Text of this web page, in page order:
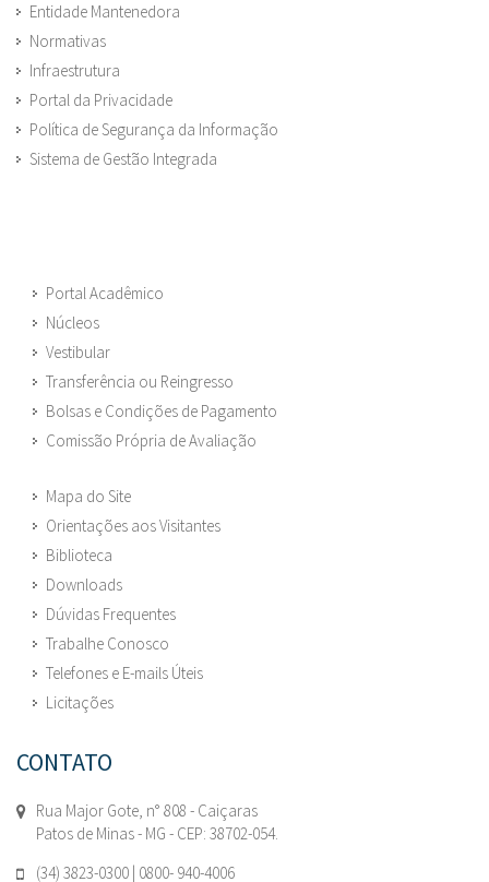
Entidade Mantenedora
Normativas
Infraestrutura
Portal da Privacidade
Política de Segurança da Informação
Sistema de Gestão Integrada
Portal Acadêmico
Núcleos
Vestibular
Transferência ou Reingresso
Bolsas e Condições de Pagamento
Comissão Própria de Avaliação
Mapa do Site
Orientações aos Visitantes
Biblioteca
Downloads
Dúvidas Frequentes
Trabalhe Conosco
Telefones e E-mails Úteis
Licitações
CONTATO
Rua Major Gote, n° 808 - Caiçaras
Patos de Minas - MG - CEP: 38702-054.
(34) 3823-0300 | 0800- 940-4006